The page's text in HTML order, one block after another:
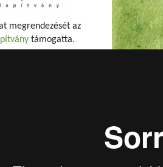
megrendezését az
támogatta.